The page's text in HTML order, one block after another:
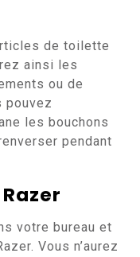
de toilette
ainsi les
ou de
pouvez
les bouchons
pendant
votre bureau et
Vous n’aurez